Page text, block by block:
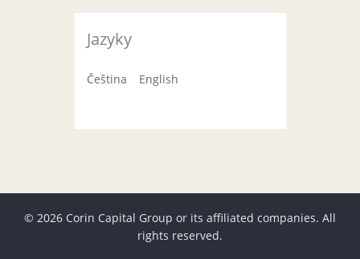
Jazyky
Čeština English
© 2026 Corin Capital Group or its affiliated companies. All
rights reserved.